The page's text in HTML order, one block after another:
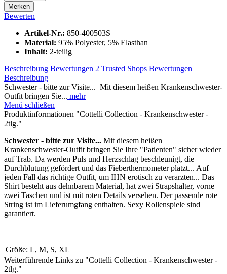
Merken
Bewerten
Artikel-Nr.: 850-400503S
Material: 95% Polyester, 5% Elasthan
Inhalt: 2-teilig
Beschreibung Bewertungen 2 Trusted Shops Bewertungen
Beschreibung
Schwester - bitte zur Visite... Mit diesem heißen Krankenschwester-
Outfit bringen Sie... mehr
Menü schließen
Produktinformationen "Cottelli Collection - Krankenschwester -
2tlg."
Schwester - bitte zur Visite... Mit diesem heißen
Krankenschwester-Outfit bringen Sie Ihre "Patienten" sicher wieder
auf Trab. Da werden Puls und Herzschlag beschleunigt, die
Durchblutung gefördert und das Fieberthermometer platzt... Auf
jeden Fall das richtige Outfit, um IHN erotisch zu verarzten... Das
Shirt besteht aus dehnbarem Material, hat zwei Strapshalter, vorne
zwei Taschen und ist mit roten Details versehen. Der passende rote
String ist im Lieferumgfang enthalten. Sexy Rollenspiele sind
garantiert.
Größe: L, M, S, XL
Weiterführende Links zu "Cottelli Collection - Krankenschwester -
2tlg."